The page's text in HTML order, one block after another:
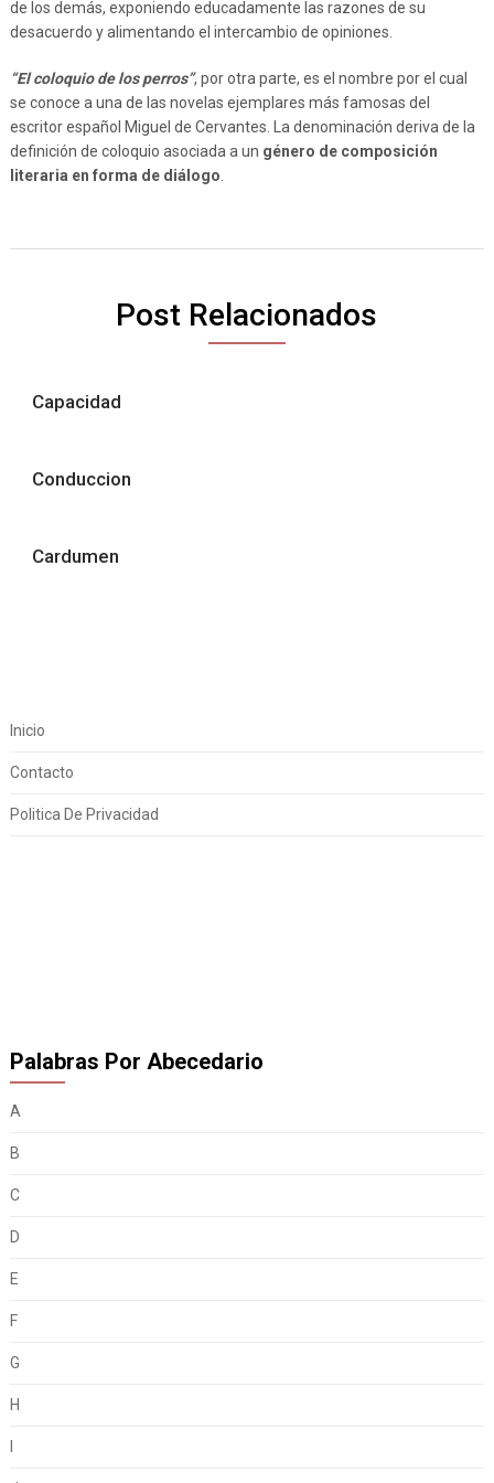
de los demás, exponiendo educadamente las razones de su
desacuerdo y alimentando el intercambio de opiniones.
“El coloquio de los perros”, por otra parte, es el nombre por el cual
se conoce a una de las novelas ejemplares más famosas del
escritor español Miguel de Cervantes. La denominación deriva de la
definición de coloquio asociada a un género de composición
literaria en forma de diálogo
Post Relacionados
Capacidad
Conduccion
Cardumen
Inicio
Contacto
Politica De Privacidad
Palabras Por Abecedario
A
B
C
D
E
F
G
H